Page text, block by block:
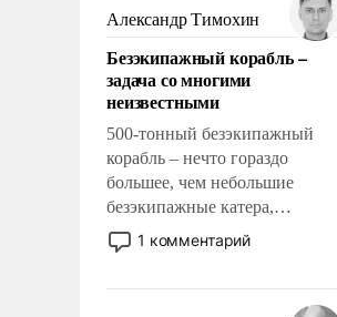
ударами судьбы, брать на себя
ответственность, помогать
слабым, идти вперед и
адаптироваться.
Александр Тимохин
Безэкипажный корабль –
задача со многими
неизвестными
500-тонный безэкипажный
корабль – нечто гораздо
большее, чем небольшие
безэкипажные катера,
применение которых уже
стало обыденностью. Задача по
сложна и амбициозна. Однако
1 комментарий